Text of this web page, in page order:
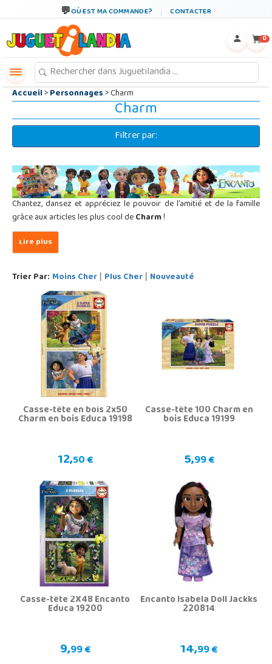
OÙ EST MA COMMANDE? CONTACTER
0
Accueil>Personnages> Charm
Charm
Filtrer par:
Chantez, dansez et appréciez le pouvoir de l'amitié et de la famille
grâce aux articles les plus cool deCharm!
Trier Par: Moins Cher | Plus Cher | Nouveauté
Casse-tête en bois 2x50
Charm en bois Educa 19198
12,50 €
Casse-tête 100 Charm en
bois Educa 19199
5,99 €
Casse-tête 2X48 Encanto
Educa 19200
9,99 €
Encanto Isabela Doll Jackks
220814
14,99 €